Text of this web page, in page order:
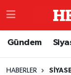
Gündem
HABERLER